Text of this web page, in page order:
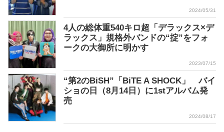
2024/05/31
4人の総体重540キロ超「デラックス×デ
ラックス」規格外バンドの“掟”をフォ
ークの大御所に明かす
2023/07/15
“第2のBiSH”「BiTE A SHOCK」 バイ
ショの日（8月14日）に1stアルバム発
売
2024/08/17